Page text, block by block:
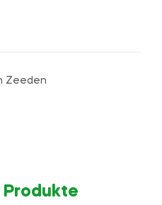
Zeeden